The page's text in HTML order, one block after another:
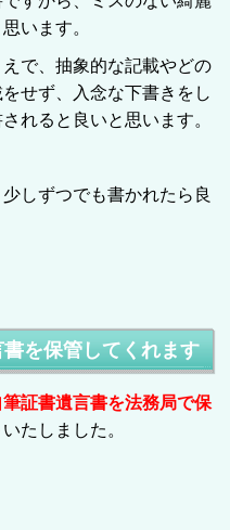
います。
で、抽象的な記載やどの
せず、入念な下書きをし
れると良いと思います。
しずつでも書かれたら良
を保管してくれます
筆証書遺言書を法務局で保
いたしました。